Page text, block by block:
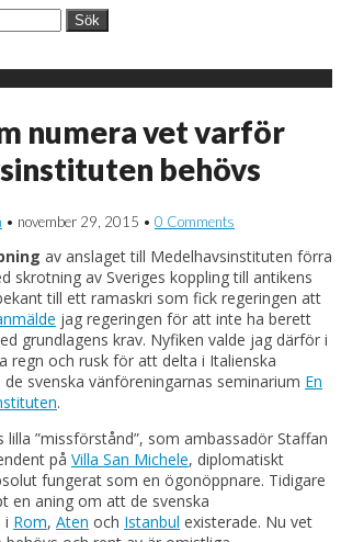
numera vet varför
behövs
• november 29, 2015 • 0 Comments
av anslaget till Medelhavsinstituten förra
skrotning av Sveriges koppling till antikens
till ett ramaskri som fick regeringen att
jag regeringen för att inte ha berett
grundlagens krav. Nyfiken valde jag därför i
regn och rusk för att delta i Italienska
svenska vänföreningarnas seminarium En
.
lilla ”missförstånd”, som ambassadör Staffan
på Villa San Michele, diplomatiskt
fungerat som en ögonöppnare. Tidigare
en aning om att de svenska
i Rom, Aten och Istanbul existerade. Nu vet